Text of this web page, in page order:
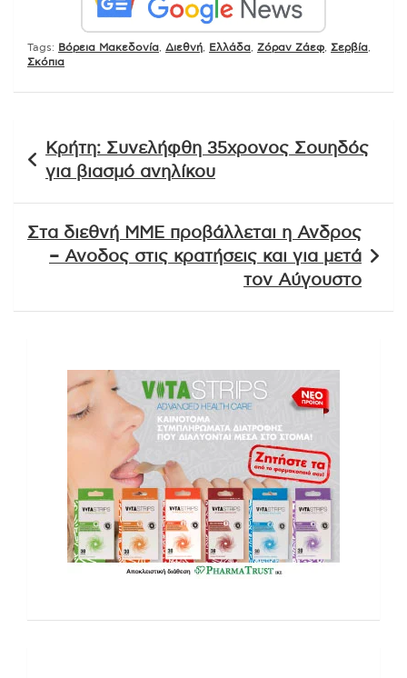
Tags: Βόρεια Μακεδονία Διεθνή Ελλάδα Ζόραν Ζάεφ Σερβία
Σκόπια
άρθρων
Κρήτη: Συνελήφθη 35χρονος Σουηδός
για βιασμό ανηλίκου
Στα διεθνή ΜΜΕ προβάλλεται η Ανδρος
– Ανοδος στις κρατήσεις και για μετά
τον Αύγουστο